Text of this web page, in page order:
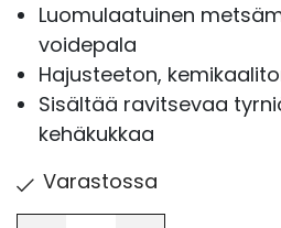
Luomulaatuinen
voidepala
Hajusteeton,
Sisältää ravitsevaa
kehäkukkaa
Varastossa